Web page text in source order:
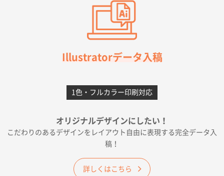
柳さんの対応が素晴らしかった。
フレキソレジ袋 Uバッグ 35号
5000枚
2026年06月28日 15:14
千葉県A社様
2026年06月19日 09:41
価格 大丈夫そうな会社に見えた
大阪府のお客様
A4フルカラークリアファイル1000枚
Illustratorデータ入稿
1色・フルカラー印刷対応
オリジナルデザインにしたい！
こだわりのあるデザインをレイアウト自由に表現する完全データ入
稿！
詳しくはこちら